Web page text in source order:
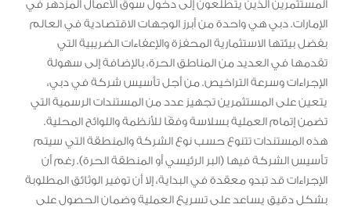
المستثمرين الذين يتطلعون إلى دخول سوق الأعمال المزدهر في
الإمارات. دبي هي واحدة من أبرز الوجهات الاقتصادية في العالم
بفضل بيئتها الاستثمارية المحفزة والإعفاءات الضريبية التي
تقدمها في العديد من المناطق الحرة، بالإضافة إلى سهولة
الإجراءات وسرعة التراخيص. من أجل تأسيس شركة في دبي،
يتعين على المستثمرين تجهيز عدد من المستندات الرسمية التي
تضمن إتمام العملية بسلاسة وفقًا للأنظمة واللوائح المحلية.
هذه المستندات تتنوع حسب نوع الشركة والمنطقة التي سيتم
تأسيس الشركة فيها (البر الرئيسي أو المنطقة الحرة). رغم أن
الإجراءات قد تبدو معقدة في البداية، إلا أن توفير الوثائق المطلوبة
بشكل دقيق يساعد على تسريع العملية وضمان الحصول على